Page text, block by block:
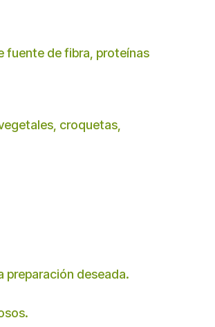
fuente de fibra, proteínas
croquetas,
preparación deseada.